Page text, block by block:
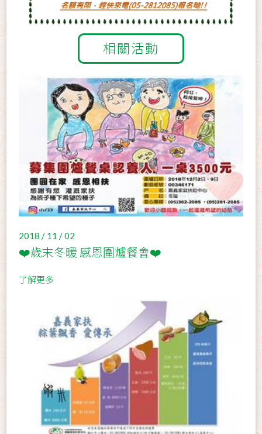
相關活動
2018 / 11 / 02
❤️歲末冬暖 感恩圍爐餐會❤️
了解更多